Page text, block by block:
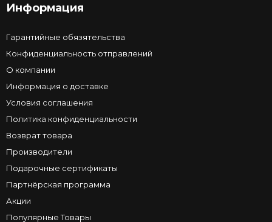
Информация
Гарантийные обязятельства
Конфиденциальность отправлений
О компании
Информация о доставке
Условия соглашения
Политика конфиденциальности
Возврат товара
Производители
Подарочные сертификаты
Партнёрская программа
Акции
Популярные Товары